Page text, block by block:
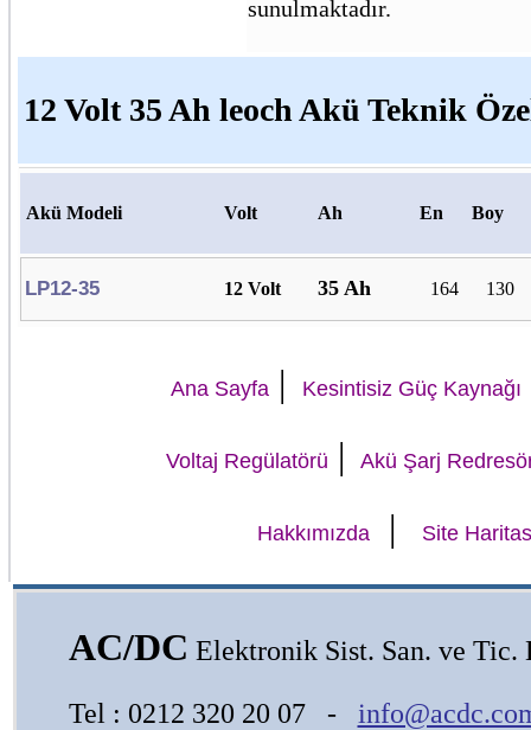
sunulmaktadır.
12 Volt 35 Ah leoch Akü Teknik
Akü Modeli Volt Ah En Boy
LP12-35 12 Volt 35 Ah 164 130
Ana Sayfa| Kesintisiz Güç Kaynağı
Voltaj Regülatörü | Akü Şarj
Hakkımızda| Site
AC/DC Elektronik Sist. San. ve Tic.
Tel : 0212 320 20 07 -